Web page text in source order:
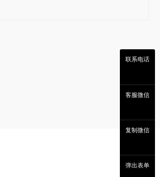
联系电话
客服微信
复制微信
弹出表单